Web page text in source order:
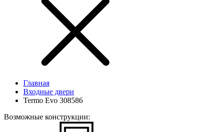
Главная
Входные двери
Termo Evo 308586
Возможные конструкции: